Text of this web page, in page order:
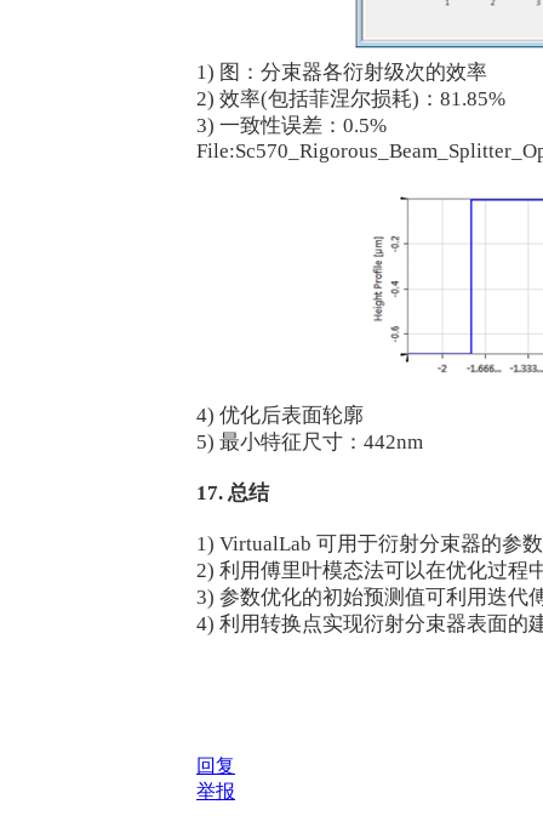
1) 图：分束器各衍射级次的效率
2) 效率(包括菲涅尔损耗)：81.85%
3) 一致性误差：0.5%
4) 优化后表面轮廓
5) 最小特征尺寸：442nm
17. 总结
1) VirtualLab 可用于衍射分束器的参
2) 利用傅里叶模态法可以在优化过程
3) 参数优化的初始预测值可利用迭代
4) 利用转换点实现衍射分束器表面的
回复
举报